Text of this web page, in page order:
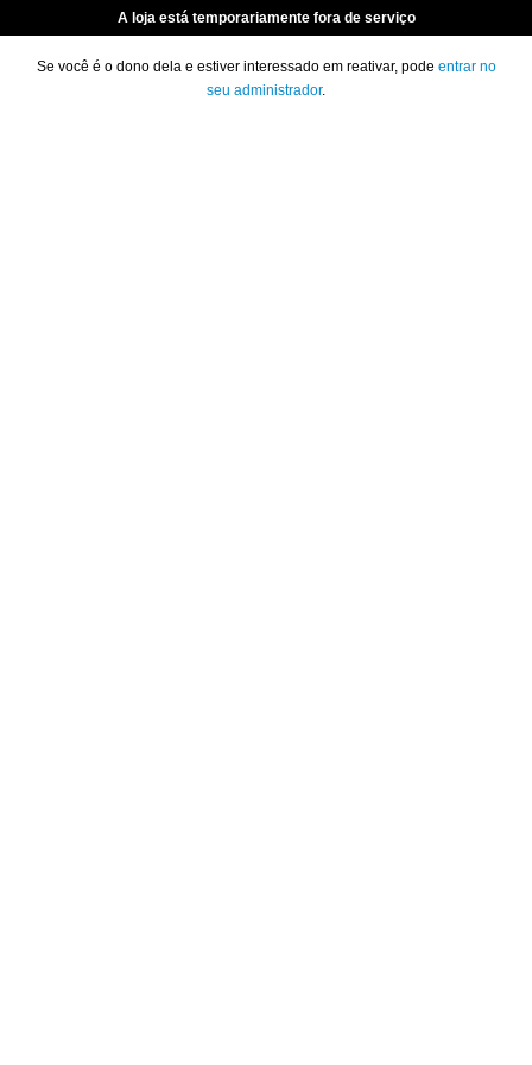
A loja está temporariamente fora de serviço
Se você é o dono dela e estiver interessado em reativar, pode entrar no
seu administrador.